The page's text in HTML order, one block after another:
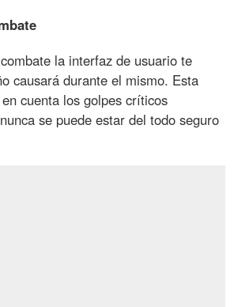
la interfaz de usuario te
causará durante el mismo. Esta
cuenta los golpes críticos
se puede estar del todo seguro